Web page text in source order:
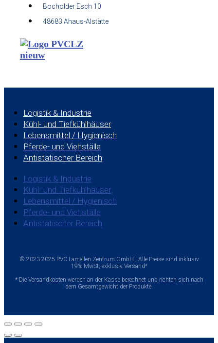
Bocholder Esch 10
48683 Ahaus-Alstätte
Logistik & Industrie
Kühl- und Tiefkühlhäuser
Lebensmittel / Hygienisch
Pferde- und Viehställe
Antistatischer Bereich
Logistik & Industrie
Kühl- und Tiefkühlhäuser
Lebensmittel / Hygienisch
Pferde- und Viehställe
Antistatischer Bereich
© 2023-2025 PVC Lamellen Zentrum GmbH | Alle Preise sind inklusiv
19% MwSt, exklusiv Versand*
* Die Versandkosten werden an der Kasse berechnet und richten sich nach
dem Gesamtgewicht der Produkte.